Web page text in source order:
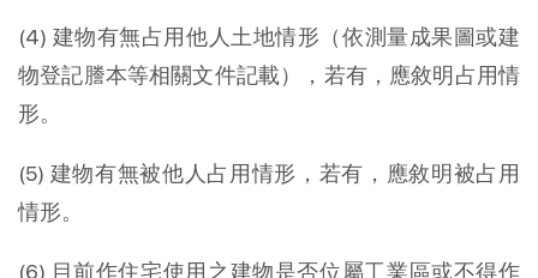
(4) 建物有無占用他人土地情形（依測量成果圖或建
物登記謄本等相關文件記載），若有，應敘明占用情
形。
(5) 建物有無被他人占用情形，若有，應敘明被占用
情形。
(6) 目前作住宅使用之建物是否位屬工業區或不得作